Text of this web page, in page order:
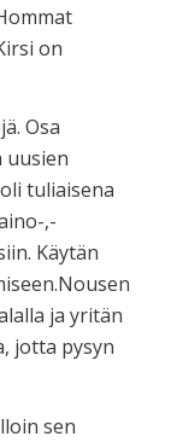
on
Osa
uusien
tuliaisena
,-
Käytän
ja yritän
jotta pysyn
sen